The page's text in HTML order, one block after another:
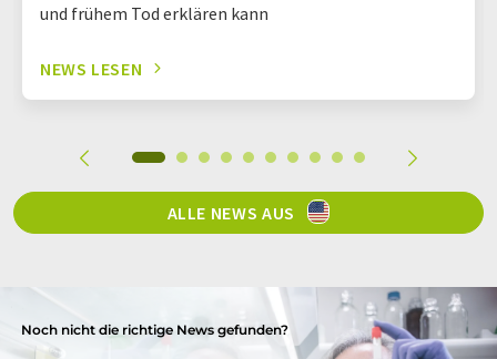
und frühem Tod erklären kann
NEWS LESEN
ALLE NEWS AUS
Noch nicht die richtige News gefunden?